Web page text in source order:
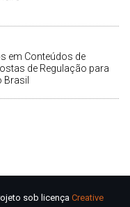
em Conteúdos de
de Regulação para
sob licença Creative